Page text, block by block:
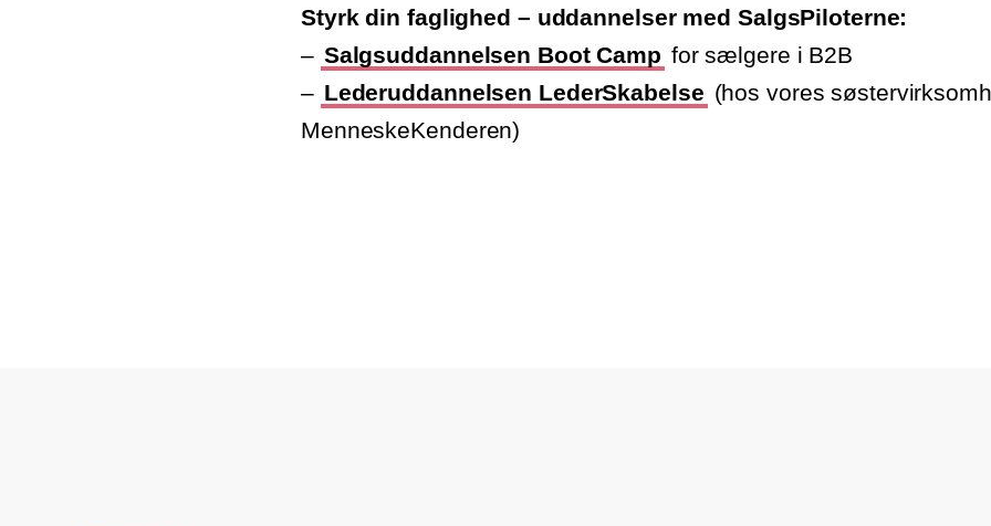
Styrk din faglighed – uddannelser med SalgsPiloterne:
– Salgsuddannelsen Boot Camp for sælgere i B2B
– Lederuddannelsen LederSkabelse (hos vores
MenneskeKenderen)